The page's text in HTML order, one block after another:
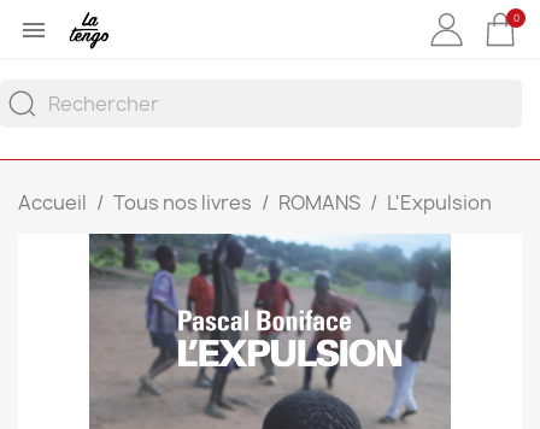
 0
Accueil Tous nos livres ROMANS L'Expulsion